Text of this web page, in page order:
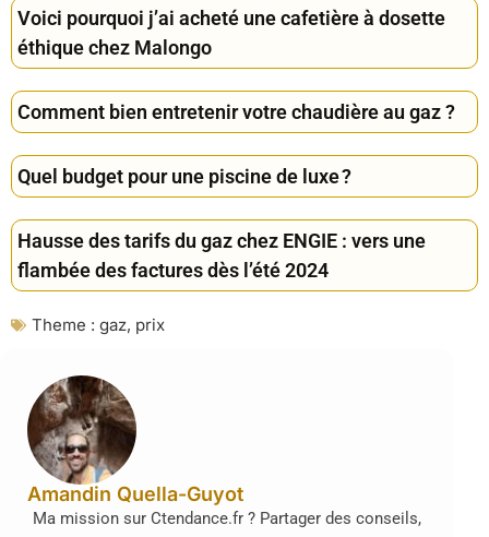
Voici pourquoi j’ai acheté une cafetière à dosette
éthique chez Malongo
Comment bien entretenir votre chaudière au gaz ?
Quel budget pour une piscine de luxe ?
Hausse des tarifs du gaz chez ENGIE : vers une
flambée des factures dès l’été 2024
Theme : gaz, prix
Amandin Quella-Guyot
Ma mission sur Ctendance.fr ? Partager des conseils,